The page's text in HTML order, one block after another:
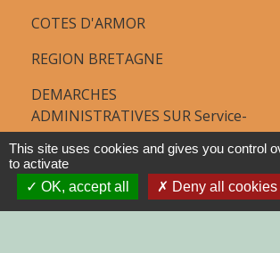
COTES D'ARMOR
REGION BRETAGNE
DEMARCHES
ADMINISTRATIVES SUR Service-
public.fr
Jumelages
This site uses cookies and gives you control
to activate
OK, accept all
Deny all cookies